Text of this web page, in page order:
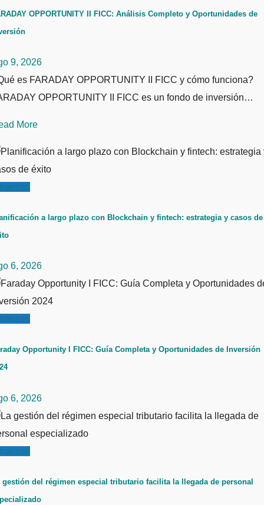
OPPORTUNITY II FICC: Análisis Completo y Oportunidades de
9, 2026
es FARADAY OPPORTUNITY II FICC y cómo funciona?
OPPORTUNITY II FICC es un fondo de inversión…
More
a largo plazo con Blockchain y fintech: estrategia y casos de
6, 2026
Opportunity I FICC: Guía Completa y Oportunidades de Inversión
6, 2026
gestión del régimen especial tributario facilita la llegada de personal